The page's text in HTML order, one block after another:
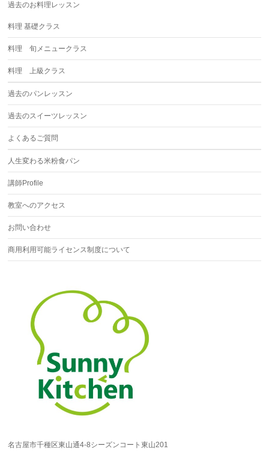
過去のお料理レッスン
料理 基礎クラス
料理 旬メニュークラス
料理 上級クラス
過去のパンレッスン
過去のスイーツレッスン
よくあるご質問
人生変わる米粉食パン
講師Profile
教室へのアクセス
お問い合わせ
商用利用可能ライセンス制度について
名古屋市千種区東山通4-8シーズンコート東山201